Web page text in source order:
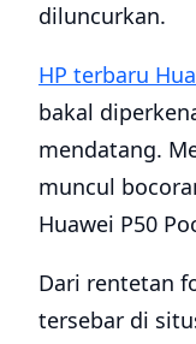
diluncurkan.
HP terbaru
bakal
mendatang.
muncul
Huawei P50
Dari rentetan
tersebar di